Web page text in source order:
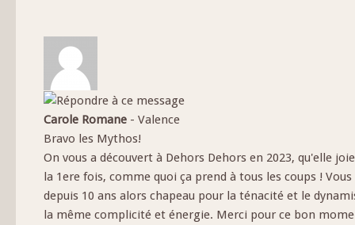
Carole Romane - Valence
Bravo les Mythos!
On vous a découvert à Dehors Dehors en 2023, qu'elle
la 1ere fois, comme quoi ça prend à tous les coups !
depuis 10 ans alors chapeau pour la ténacité et le
la même complicité et énergie. Merci pour ce bon